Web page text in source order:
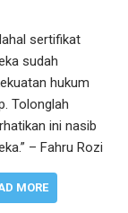
sertifikat
sudah
hukum
Tolonglah
ini nasib
– Fahru Rozi
MORE